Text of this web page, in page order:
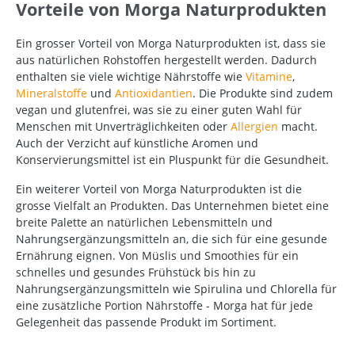
Vorteile von Morga Naturprodukten
Ein grosser Vorteil von Morga Naturprodukten ist, dass sie
aus natürlichen Rohstoffen hergestellt werden. Dadurch
enthalten sie viele wichtige Nährstoffe wie Vitamine,
Mineralstoffe und Antioxidantien. Die Produkte sind zudem
vegan und glutenfrei, was sie zu einer guten Wahl für
Menschen mit Unverträglichkeiten oder Allergien macht.
Auch der Verzicht auf künstliche Aromen und
Konservierungsmittel ist ein Pluspunkt für die Gesundheit.
Ein weiterer Vorteil von Morga Naturprodukten ist die
grosse Vielfalt an Produkten. Das Unternehmen bietet eine
breite Palette an natürlichen Lebensmitteln und
Nahrungsergänzungsmitteln an, die sich für eine gesunde
Ernährung eignen. Von Müslis und Smoothies für ein
schnelles und gesundes Frühstück bis hin zu
Nahrungsergänzungsmitteln wie Spirulina und Chlorella für
eine zusätzliche Portion Nährstoffe - Morga hat für jede
Gelegenheit das passende Produkt im Sortiment.